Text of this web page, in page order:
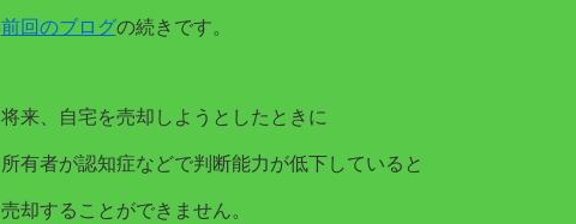
前回のブログの続きです。
将来、自宅を売却しようとしたときに
所有者が認知症などで判断能力が低下していると
売却することができません。